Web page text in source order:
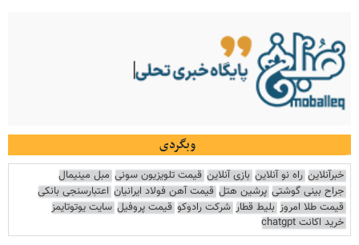
وبگردی
خبرآنلاین راه نو آنلاین بازی آنلاین قیمت تلویزیون سونی مبل مینیمال
جراح بینی گوشتی پرشین هتل قیمت آهن فولاد ایرانیان اعتبارسنجی بانکی
قیمت طلا امروز بلیط قطار شرکت رادوکو قیمت پروفیل سایت یوتوتایمز
خرید اکانت chatgpt